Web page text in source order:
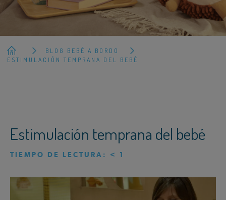
BLOG BEBÉ A BORDO
ESTIMULACIÓN TEMPRANA DEL BEBÉ
Estimulación temprana del bebé
TIEMPO DE LECTURA: < 1